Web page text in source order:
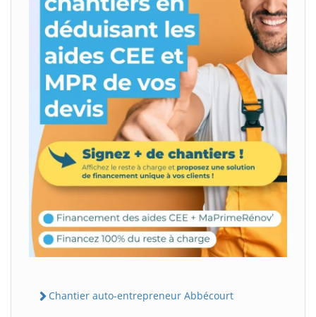
Chantier auto-entrepreneur Abbécourt